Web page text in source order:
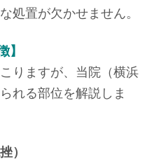
処置が欠かせません。
】
りますが、当院（横浜
れる部位を解説しま
）